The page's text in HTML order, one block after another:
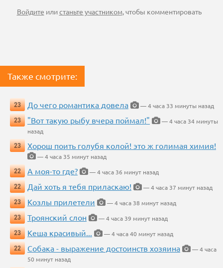
Войдите илистаньте участником, чтобы комментировать
Также смотрите:
23 До чего романтика довела
— 4 часа 33 минуты назад
23
"Вот такую рыбу вчера поймал!"
— 4 часа 34 минуты
назад
23
Хорош поить голубя колой! это ж голимая химия!
— 4 часа 35 минут назад
22
А моя-то где?
— 4 часа 36 минут назад
22
Дай хоть я тебя приласкаю!
— 4 часа 37 минут назад
23
Козлы прилетели
— 4 часа 38 минут назад
23
Троянский слон
— 4 часа 39 минут назад
23
Кеша красивый...
— 4 часа 40 минут назад
22
Собака - выражение достоинств хозяина
— 4 часа
50 минут назад